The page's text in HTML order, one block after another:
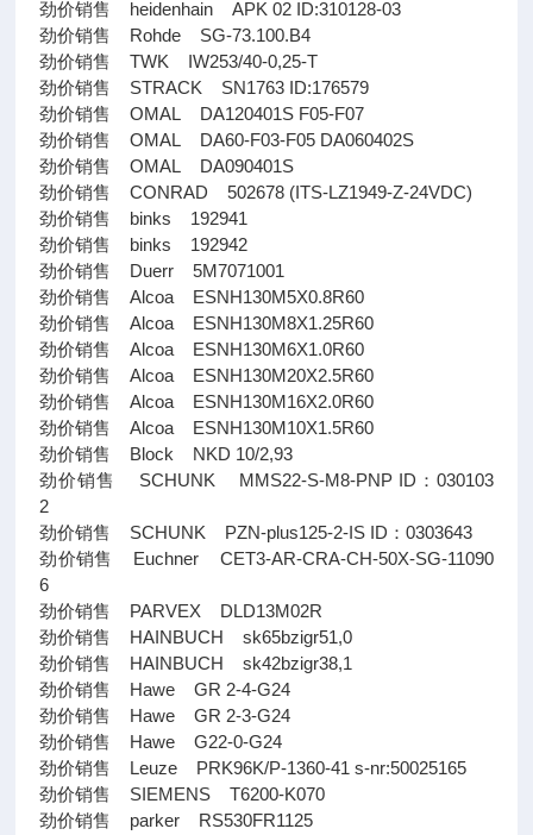
劲价销售 heidenhain APK 02 ID:310128-03
劲价销售 Rohde SG-73.100.B4
劲价销售 TWK IW253/40-0,25-T
劲价销售 STRACK SN1763 ID:176579
劲价销售 OMAL DA120401S F05-F07
劲价销售 OMAL DA60-F03-F05 DA060402S
劲价销售 OMAL DA090401S
劲价销售 CONRAD 502678 (ITS-LZ1949-Z-24VDC)
劲价销售 binks 192941
劲价销售 binks 192942
劲价销售 Duerr 5M7071001
劲价销售 Alcoa ESNH130M5X0.8R60
劲价销售 Alcoa ESNH130M8X1.25R60
劲价销售 Alcoa ESNH130M6X1.0R60
劲价销售 Alcoa ESNH130M20X2.5R60
劲价销售 Alcoa ESNH130M16X2.0R60
劲价销售 Alcoa ESNH130M10X1.5R60
劲价销售 Block NKD 10/2,93
劲价销售 SCHUNK MMS22-S-M8-PNP ID：030103
2
劲价销售 SCHUNK PZN-plus125-2-IS ID：0303643
劲价销售 Euchner CET3-AR-CRA-CH-50X-SG-11090
6
劲价销售 PARVEX DLD13M02R
劲价销售 HAINBUCH sk65bzigr51,0
劲价销售 HAINBUCH sk42bzigr38,1
劲价销售 Hawe GR 2-4-G24
劲价销售 Hawe GR 2-3-G24
劲价销售 Hawe G22-0-G24
劲价销售 Leuze PRK96K/P-1360-41 s-nr:50025165
劲价销售 SIEMENS T6200-K070
劲价销售 parker RS530FR1125